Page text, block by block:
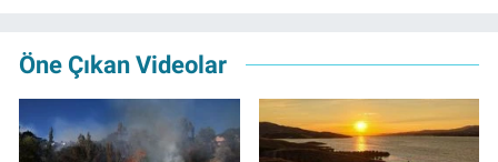
Öne Çıkan Videolar